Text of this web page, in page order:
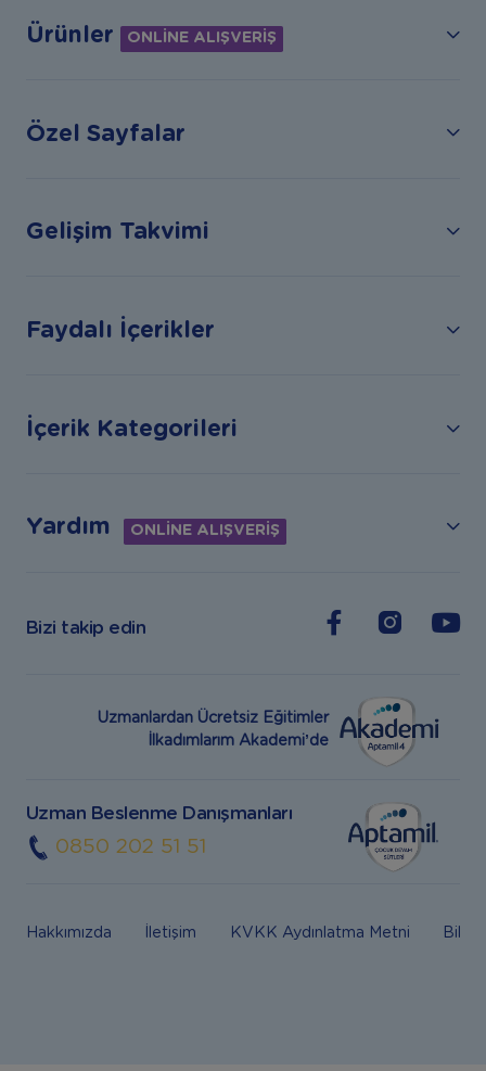
Ürünler ONLİNE ALIŞVERİŞ
Özel Sayfalar
Gelişim Takvimi
Faydalı İçerikler
İçerik Kategorileri
Yardım ONLİNE ALIŞVERİŞ
Bizi takip edin
Uzmanlardan Ücretsiz Eğitimler
İlkadımlarım Akademi’de
Uzman Beslenme Danışmanları
0850 202 51 51
Hakkımızda İletişim KVKK Aydınlatma Metni Bilgi